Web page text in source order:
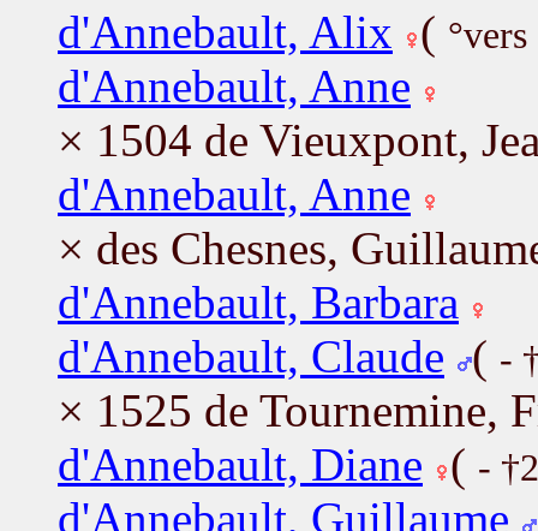
d'Annebault, Alix (
d'Annebault, Anne
× 1504 de Vieuxpont,
d'Annebault, Anne
× des Chesnes,
d'Annebault, Barbara
d'Annebault, Claude ( -
× 1525 de Tournemine,
d'Annebault, Diane ( -
d'Annebault, Guillaume